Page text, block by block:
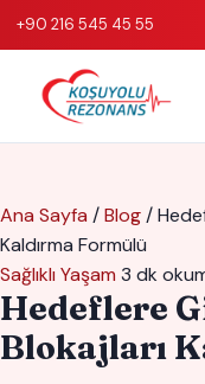
+90 216 545 45 55
Ana Sayfa /Blog/
Kaldırma Formülü
Sağlıklı Yaşam 3 dk
Hedeflere
Blokajları